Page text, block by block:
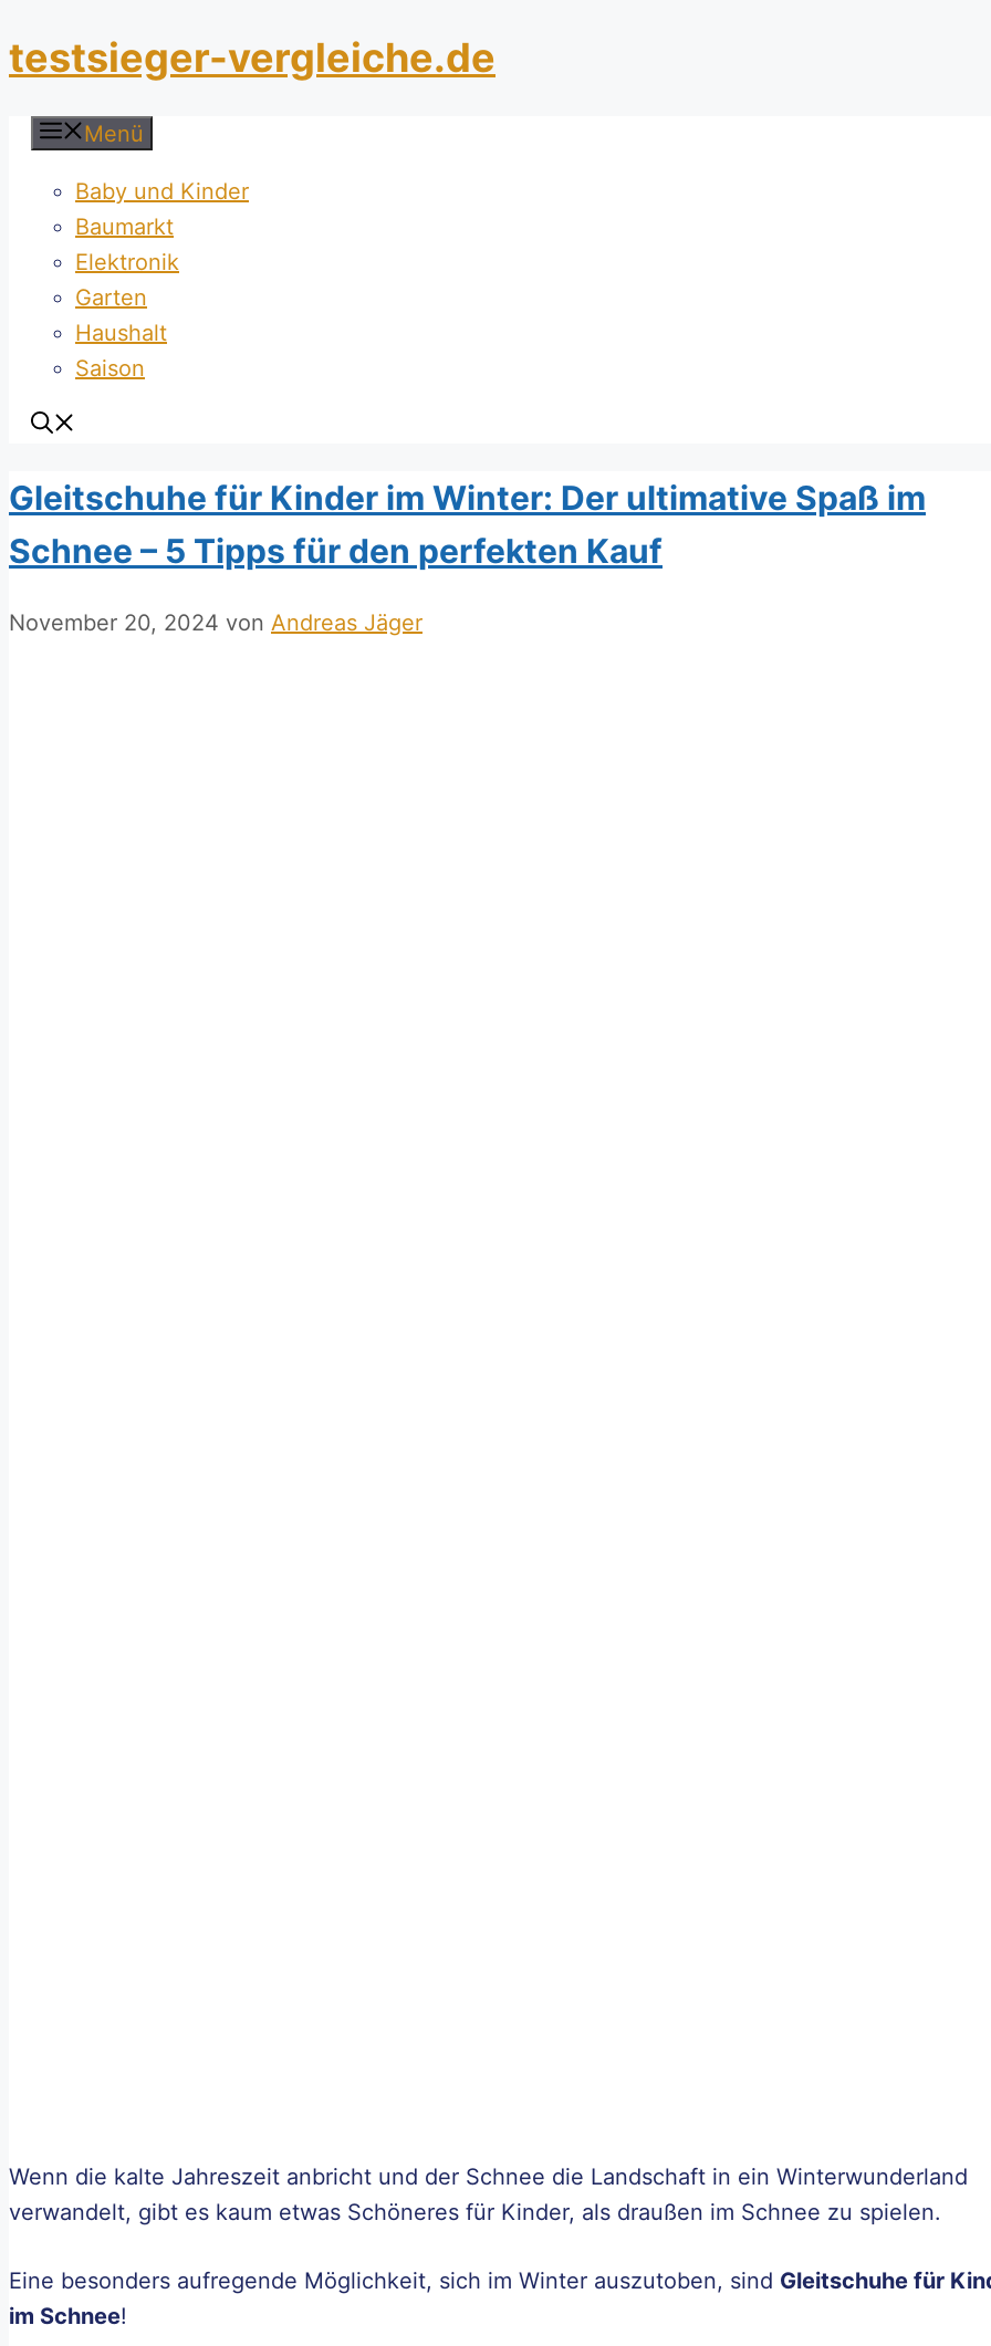
Zum
Inhalt
springen
testsieger-vergleiche.de
Menü
Baby und Kinder
Baumarkt
Elektronik
Garten
Haushalt
Saison
Gleitschuhe für Kinder im Winter: Der ultimative Spaß im
Schnee – 5 Tipps für den perfekten Kauf
November 20, 2024 von Andreas Jäger
Wenn die kalte Jahreszeit anbricht und der Schnee die Landschaft in ein Winterwunderland
verwandelt, gibt es kaum etwas Schöneres für Kinder, als draußen im Schnee zu spielen.
Eine besonders aufregende Möglichkeit, sich im Winter auszutoben, sind Gleitschuhe für
im Schnee!